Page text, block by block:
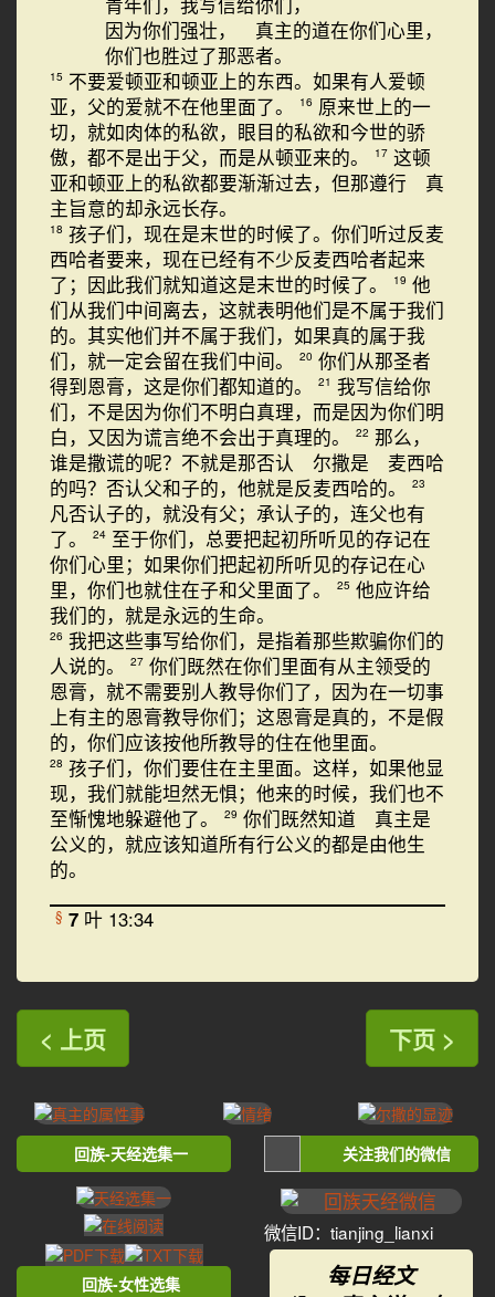
因为你们强壮， 真主的道在你们心里，
你们也胜过了那恶者。
15 不要爱顿亚和顿亚上的东西。如果有人爱顿
亚，父的爱就不在他里面了。
16 原来世上的一
切，就如肉体的私欲，眼目的私欲和今世的骄
傲，都不是出于父，而是从顿亚来的。
17 这顿
亚和顿亚上的私欲都要渐渐过去，但那遵行 真
主旨意的却永远长存。
18 孩子们，现在是末世的时候了。你们听过反麦
西哈者要来，现在已经有不少反麦西哈者起来
了；因此我们就知道这是末世的时候了。
19 他
们从我们中间离去，这就表明他们是不属于我们
的。其实他们并不属于我们，如果真的属于我
们，就一定会留在我们中间。
20 你们从那圣者
得到恩膏，这是你们都知道的。
21 我写信给你
们，不是因为你们不明白真理，而是因为你们明
白，又因为谎言绝不会出于真理的。
22 那么，
谁是撒谎的呢？不就是那否认 尔撒是 麦西哈
的吗？否认父和子的，他就是反麦西哈的。
23
凡否认子的，就没有父；承认子的，连父也有
了。
24 至于你们，总要把起初所听见的存记在
你们心里；如果你们把起初所听见的存记在心
里，你们也就住在子和父里面了。
25 他应许给
我们的，就是永远的生命。
26 我把这些事写给你们，是指着那些欺骗你们的
人说的。
27 你们既然在你们里面有从主领受的
恩膏，就不需要别人教导你们了，因为在一切事
上有主的恩膏教导你们；这恩膏是真的，不是假
的，你们应该按他所教导的住在他里面。
28 孩子们，你们要住在主里面。这样，如果他显
现，我们就能坦然无惧；他来的时候，我们也不
至惭愧地躲避他了。
29 你们既然知道 真主是
公义的，就应该知道所有行公义的都是由他生
的。
§ 7 叶 13:34
< 上页 下页 >
回族-天经选集一
回族-女性选集
关注我们的微信
微信ID：tianjing_lianxi
每日经文